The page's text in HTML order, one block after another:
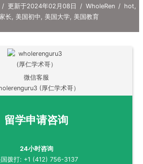
/ 更新于2024年02月08日 / WholeRen / hot,
长, 美国初中, 美国大学, 美国教育
微信客服
(厚仁学术哥）
留学申请咨询
24小时咨询
国拨打: +1 (412) 756-3137